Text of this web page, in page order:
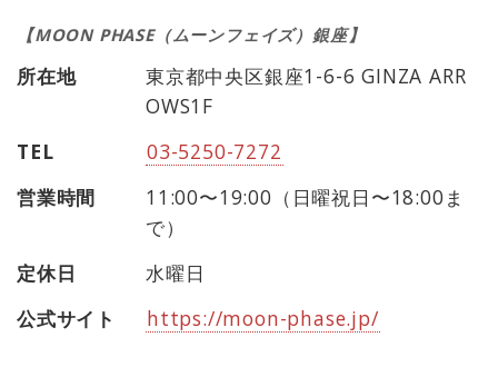
所在地
東京都中央区銀座1-6-6 GINZA ARR
OWS1F
TEL
03-5250-7272
営業時間
11:00〜19:00（日曜祝日〜18:00ま
で）
定休日
水曜日
公式サイト
https://moon-phase.jp/
【MOON PHASE（ムーンフェイズ）銀座】